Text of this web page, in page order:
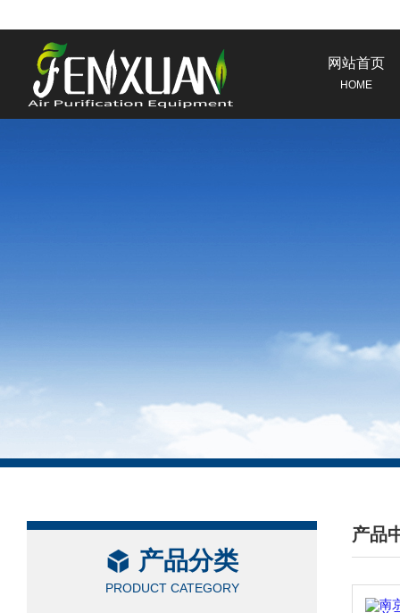
网站首页
HOME
产品分类
PRODUCT CATEGORY
产品
/